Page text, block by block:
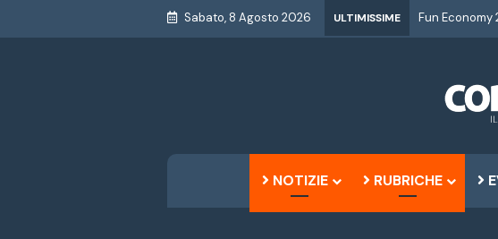
Sabato, 8 Agosto 2026 ULTIMISSIME
NOTIZIE RUBRICHE